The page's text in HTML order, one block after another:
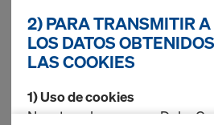
4 prod. encontrados
Búsq. más frec.
Viga
2) PARA TRANSMITIR A
LOS DATOS
LAS COOKIES
1) Uso de cookies
Nosotros, la empresa Doka